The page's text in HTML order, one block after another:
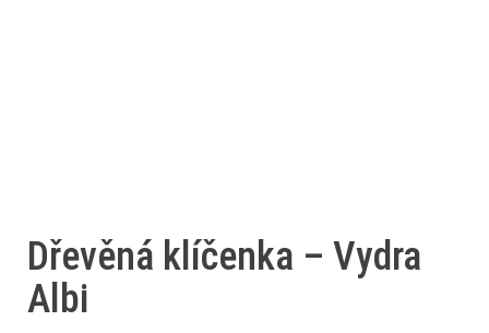
Dřevěná klíčenka – Vydra
Albi